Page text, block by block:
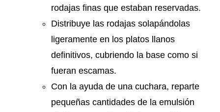
rodajas finas que estaban reservadas.
Distribuye las rodajas solapándolas
ligeramente en los platos llanos
definitivos, cubriendo la base como si
fueran escamas.
Con la ayuda de una cuchara, reparte
pequeñas cantidades de la emulsión